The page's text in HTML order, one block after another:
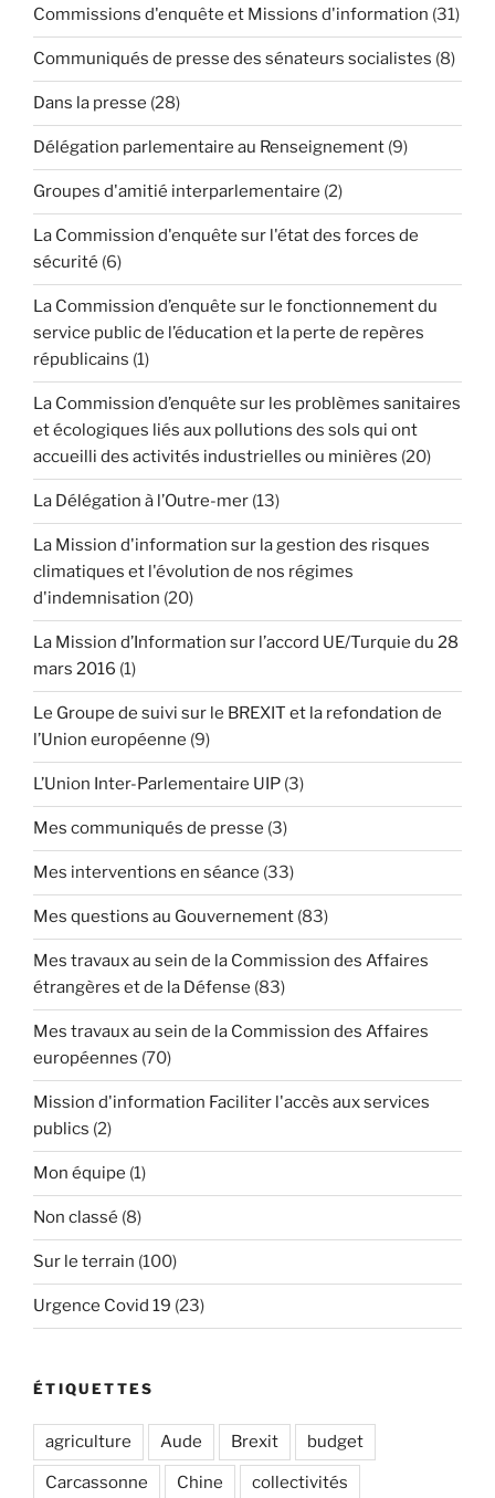
Commissions d'enquête et Missions d'information (31)
Communiqués de presse des sénateurs socialistes (8)
Dans la presse (28)
Délégation parlementaire au Renseignement (9)
Groupes d'amitié interparlementaire (2)
La Commission d'enquête sur l'état des forces de
sécurité (6)
La Commission d’enquête sur le fonctionnement du
service public de l’éducation et la perte de repères
républicains (1)
La Commission d’enquête sur les problèmes sanitaires
et écologiques liés aux pollutions des sols qui ont
accueilli des activités industrielles ou minières (20)
La Délégation à l’Outre-mer (13)
La Mission d'information sur la gestion des risques
climatiques et l'évolution de nos régimes
d'indemnisation (20)
La Mission d’Information sur l’accord UE/Turquie du 28
mars 2016 (1)
Le Groupe de suivi sur le BREXIT et la refondation de
l’Union européenne (9)
L’Union Inter-Parlementaire UIP (3)
Mes communiqués de presse (3)
Mes interventions en séance (33)
Mes questions au Gouvernement (83)
Mes travaux au sein de la Commission des Affaires
étrangères et de la Défense (83)
Mes travaux au sein de la Commission des Affaires
européennes (70)
Mission d'information Faciliter l'accès aux services
publics (2)
Mon équipe (1)
Non classé (8)
Sur le terrain (100)
Urgence Covid 19 (23)
ÉTIQUETTES
agriculture Aude Brexit budget
Carcassonne Chine collectivités